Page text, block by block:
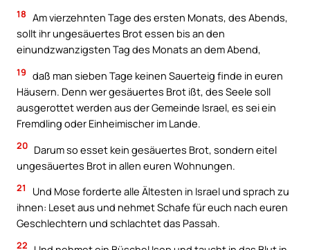
18 Am vierzehnten Tage des ersten Monats, des Abends,
sollt ihr ungesäuertes Brot essen bis an den
einundzwanzigsten Tag des Monats an dem Abend,
19 daß man sieben Tage keinen Sauerteig finde in euren
Häusern. Denn wer gesäuertes Brot ißt, des Seele soll
ausgerottet werden aus der Gemeinde Israel, es sei ein
Fremdling oder Einheimischer im Lande.
20 Darum so esset kein gesäuertes Brot, sondern eitel
ungesäuertes Brot in allen euren Wohnungen.
21
Und Mose forderte alle Ältesten in Israel und sprach zu
ihnen: Leset aus und nehmet Schafe für euch nach euren
Geschlechtern und schlachtet das Passah.
22